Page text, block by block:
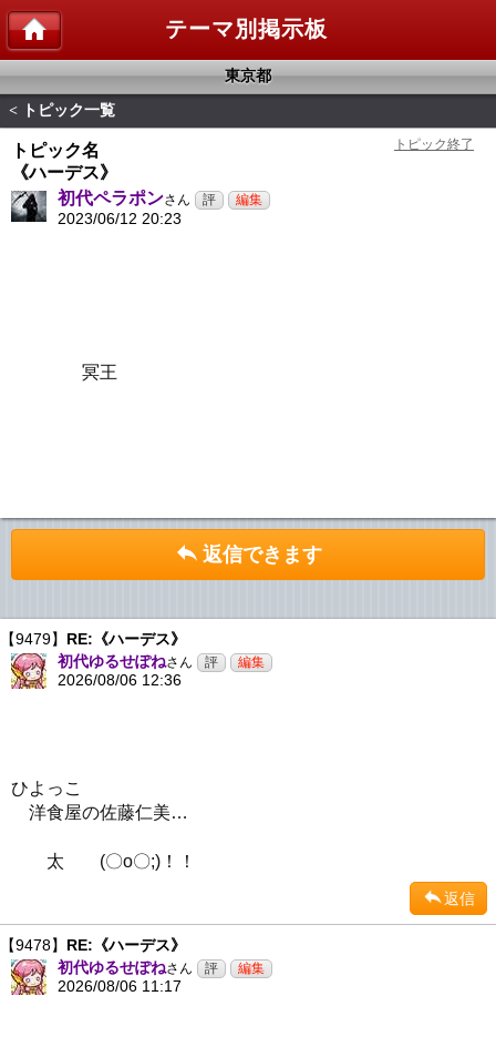
テーマ別掲示板
東京都
< トピック一覧
トピック名
《ハーデス》
初代ペラポンさん
2023/06/12 20:23
冥王
返信できます
【9479】 RE:《ハーデス》
初代ゆるせぽねさん
2026/08/06 12:36
ひよっこ
洋食屋の佐藤仁美…
太 (〇o〇;)！！
返信
【9478】 RE:《ハーデス》
初代ゆるせぽねさん
2026/08/06 11:17